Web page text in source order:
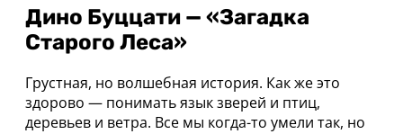
Дино Буццати — «Загадка
Старого Леса»
Грустная, но волшебная история. Как же это
здорово — понимать язык зверей и птиц,
деревьев и ветра. Все мы когда-то умели так, но